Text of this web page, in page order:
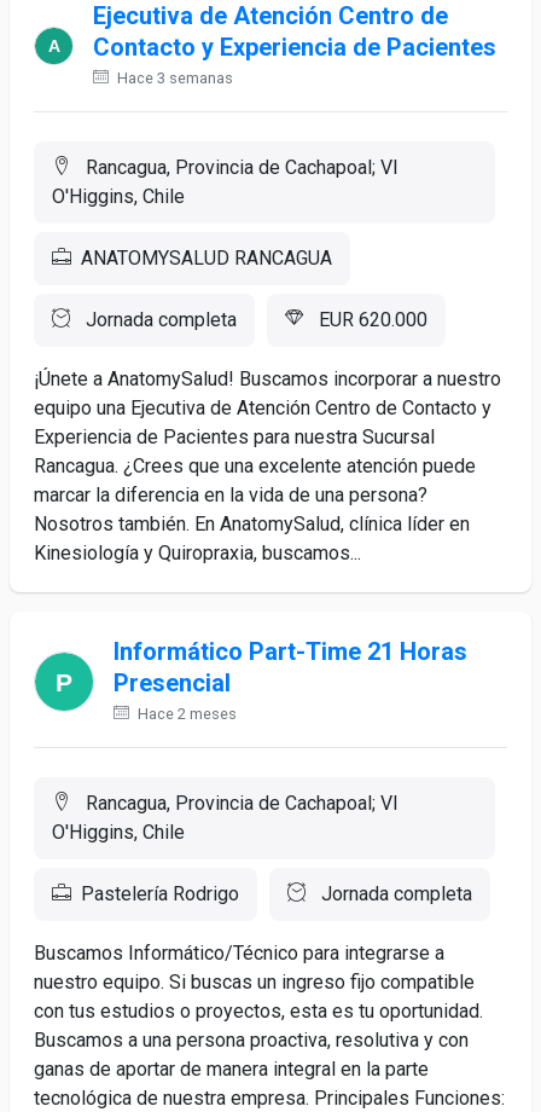
Ejecutiva de Atención Centro de
Contacto y Experiencia de Pacientes
Hace 3 semanas
Rancagua, Provincia de Cachapoal; VI
O'Higgins, Chile
ANATOMYSALUD RANCAGUA
Jornada completa EUR 620.000
¡Únete a AnatomySalud! Buscamos incorporar a nuestro
equipo una Ejecutiva de Atención Centro de Contacto y
Experiencia de Pacientes para nuestra Sucursal
Rancagua. ¿Crees que una excelente atención puede
marcar la diferencia en la vida de una persona?
Nosotros también. En AnatomySalud, clínica líder en
Kinesiología y Quiropraxia, buscamos...
Informático Part-Time 21 Horas
Presencial
Hace 2 meses
Rancagua, Provincia de Cachapoal; VI
O'Higgins, Chile
Pastelería Rodrigo Jornada completa
Buscamos Informático/Técnico para integrarse a
nuestro equipo. Si buscas un ingreso fijo compatible
con tus estudios o proyectos, esta es tu oportunidad.
Buscamos a una persona proactiva, resolutiva y con
ganas de aportar de manera integral en la parte
tecnológica de nuestra empresa. Principales Funciones: